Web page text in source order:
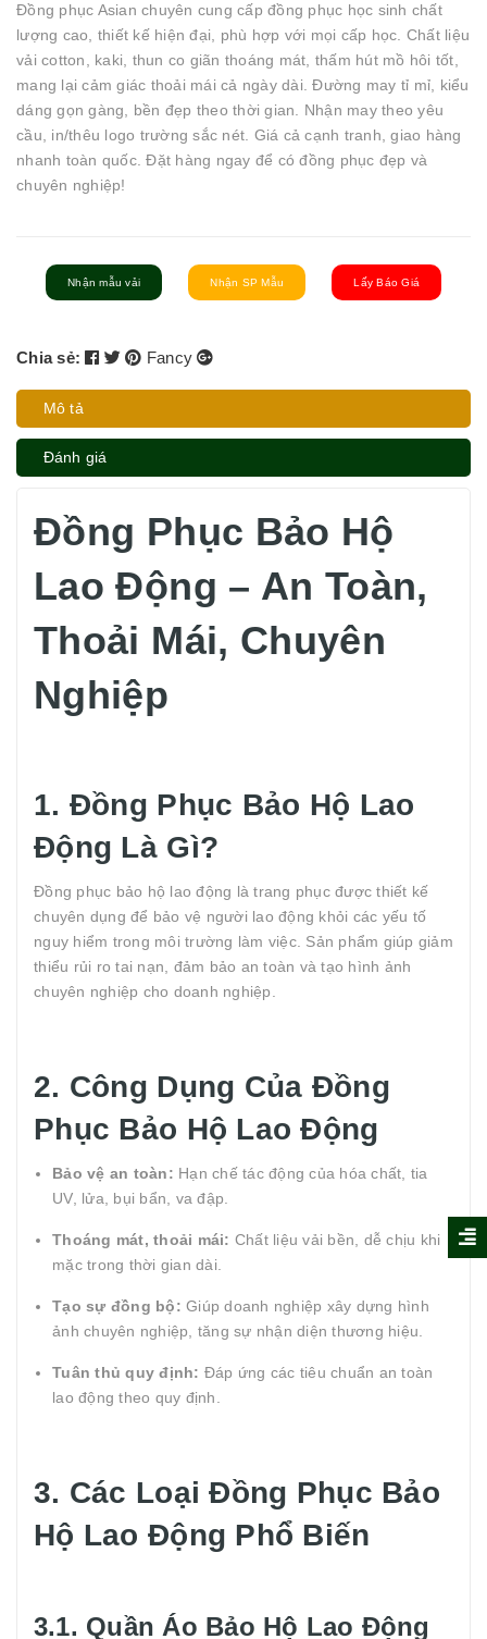
Đồng phục Asian chuyên cung cấp đồng phục học sinh chất
lượng cao, thiết kế hiện đại, phù hợp với mọi cấp học. Chất liệu
vải cotton, kaki, thun co giãn thoáng mát, thấm hút mồ hôi tốt,
mang lại cảm giác thoải mái cả ngày dài. Đường may tỉ mỉ, kiểu
dáng gọn gàng, bền đẹp theo thời gian. Nhận may theo yêu
cầu, in/thêu logo trường sắc nét. Giá cả cạnh tranh, giao hàng
nhanh toàn quốc. Đặt hàng ngay để có đồng phục đẹp và
chuyên nghiệp!
Nhận mẫu vải Nhận SP Mẫu Lấy Báo Giá
Chia sẻ: Fancy
Mô tả
Đánh giá
Đồng Phục Bảo Hộ
Lao Động – An Toàn,
Thoải Mái, Chuyên
Nghiệp
1. Đồng Phục Bảo Hộ Lao
Động Là Gì?
Đồng phục bảo hộ lao động là trang phục được thiết kế
chuyên dụng để bảo vệ người lao động khỏi các yếu tố
nguy hiểm trong môi trường làm việc. Sản phẩm giúp giảm
thiểu rủi ro tai nạn, đảm bảo an toàn và tạo hình ảnh
chuyên nghiệp cho doanh nghiệp.
2. Công Dụng Của Đồng
Phục Bảo Hộ Lao Động
Bảo vệ an toàn: Hạn chế tác động của hóa chất, tia
UV, lửa, bụi bẩn, va đập.
Thoáng mát, thoải mái: Chất liệu vải bền, dễ chịu khi
mặc trong thời gian dài.
Tạo sự đồng bộ: Giúp doanh nghiệp xây dựng hình
ảnh chuyên nghiệp, tăng sự nhận diện thương hiệu.
Tuân thủ quy định: Đáp ứng các tiêu chuẩn an toàn
lao động theo quy định.
3. Các Loại Đồng Phục Bảo
Hộ Lao Động Phổ Biến
3.1. Quần Áo Bảo Hộ Lao Động